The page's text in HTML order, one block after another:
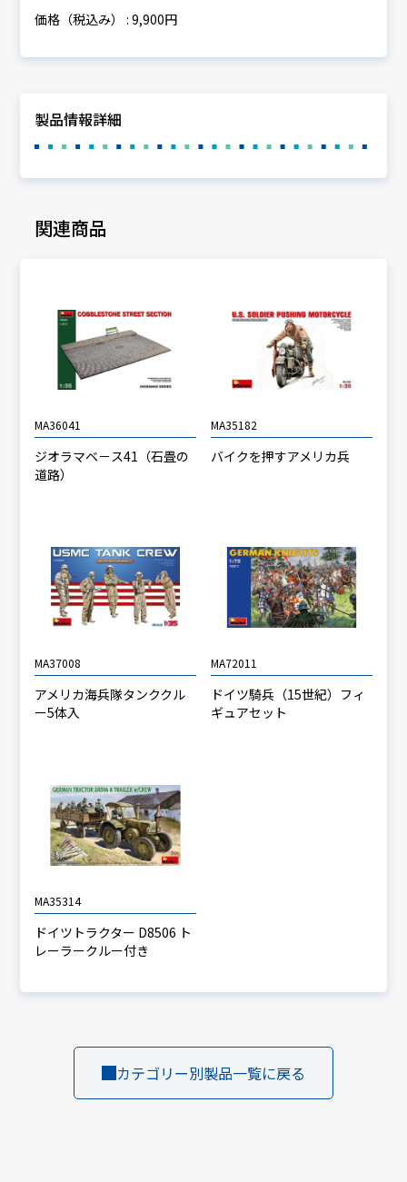
価格（税込み） : 9,900円
製品情報詳細
関連商品
MA36041
ジオラマベ－ス41（石畳の
道路）
MA35182
バイクを押すアメリカ兵
MA37008
アメリカ海兵隊タンククル
ー5体入
MA72011
ドイツ騎兵（15世紀）フィ
ギュアセット
MA35314
ドイツトラクター D8506 ト
レーラークルー付き
カテゴリー別製品一覧に戻る